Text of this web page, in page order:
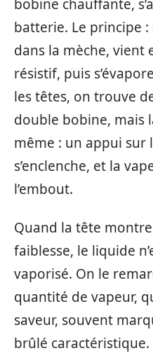
bobine chauffante,
batterie. Le principe
dans la mèche, vient
résistif, puis
les têtes, on trouve
double bobine, mais
même : un appui sur
s’enclenche, et la
l’embout.
Quand la tête
faiblesse, le liquide
vaporisé. On le
quantité de vapeur,
saveur, souvent
brûlé